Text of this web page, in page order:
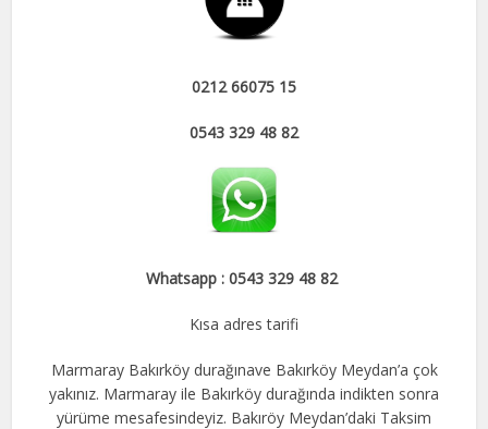
0212 66075 15
0543 329 48 82
Whatsapp : 0543 329 48 82
Kısa adres tarifi
Marmaray Bakırköy durağınave Bakırköy Meydan’a çok
yakınız. Marmaray ile Bakırköy durağında indikten sonra
yürüme mesafesindeyiz. Bakıröy Meydan’daki Taksim